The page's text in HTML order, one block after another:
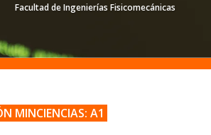
Facultad de Ingenierías Fisicomecánicas
MINCIENCIAS: A1